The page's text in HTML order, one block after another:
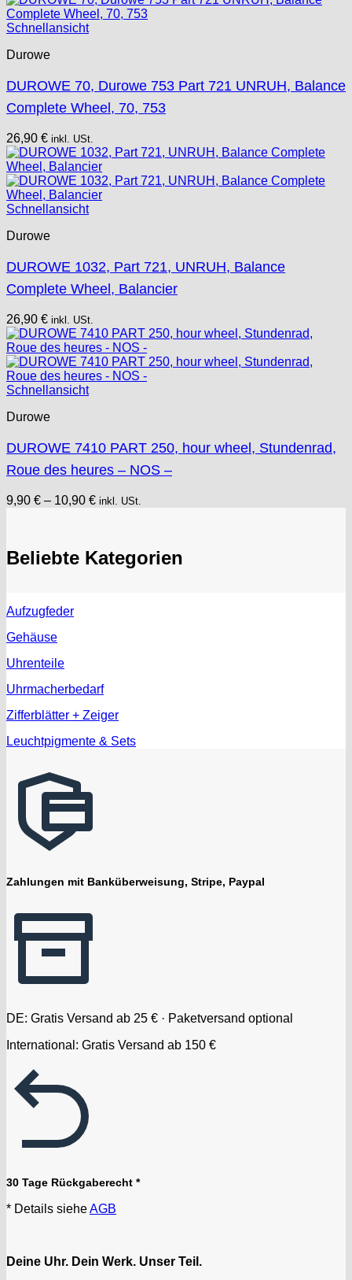
Schnellansicht
Durowe
DUROWE 70, Durowe 753 Part 721 UNRUH, Balance
Complete Wheel, 70, 753
26,90 € inkl. USt.
Schnellansicht
Durowe
DUROWE 1032, Part 721, UNRUH, Balance
Complete Wheel, Balancier
26,90 € inkl. USt.
Schnellansicht
Durowe
DUROWE 7410 PART 250, hour wheel, Stundenrad,
Roue des heures – NOS –
9,90 € – 10,90 € inkl. USt.
Beliebte Kategorien
Aufzugfeder
Gehäuse
Uhrenteile
Uhrmacherbedarf
Zifferblätter + Zeiger
Leuchtpigmente & Sets
Zahlungen mit Banküberweisung, Stripe, Paypal
DE: Gratis Versand ab 25 € · Paketversand optional
International: Gratis Versand ab 150 €
30 Tage Rückgaberecht *
* Details sieheAGB
Deine Uhr. Dein Werk. Unser Teil.